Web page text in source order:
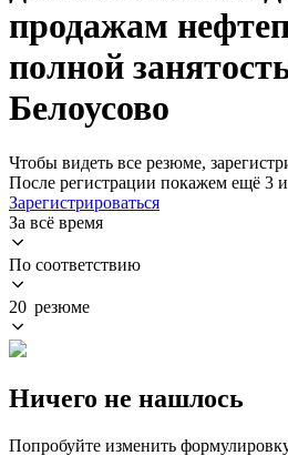
продажам
полной
Белоусово
Чтобы видеть все резюме,
После регистрации покажем ещё 3
Зарегистрироваться
За всё время
По соответствию
20 резюме
Ничего не нашлось
Попробуйте изменить